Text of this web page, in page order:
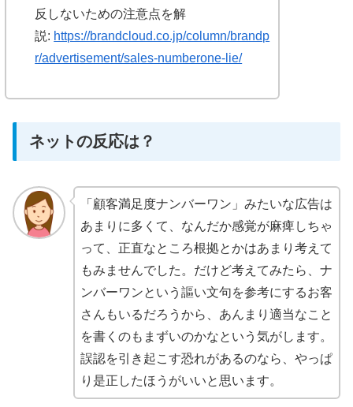
反しないための注意点を解
説: https://brandcloud.co.jp/column/brandp
r/advertisement/sales-numberone-lie/
ネットの反応は？
「顧客満足度ナンバーワン」みたいな広告は
あまりに多くて、なんだか感覚が麻痺しちゃ
って、正直なところ根拠とかはあまり考えて
もみませんでした。だけど考えてみたら、ナ
ンバーワンという謳い文句を参考にするお客
さんもいるだろうから、あんまり適当なこと
を書くのもまずいのかなという気がします。
誤認を引き起こす恐れがあるのなら、やっぱ
り是正したほうがいいと思います。